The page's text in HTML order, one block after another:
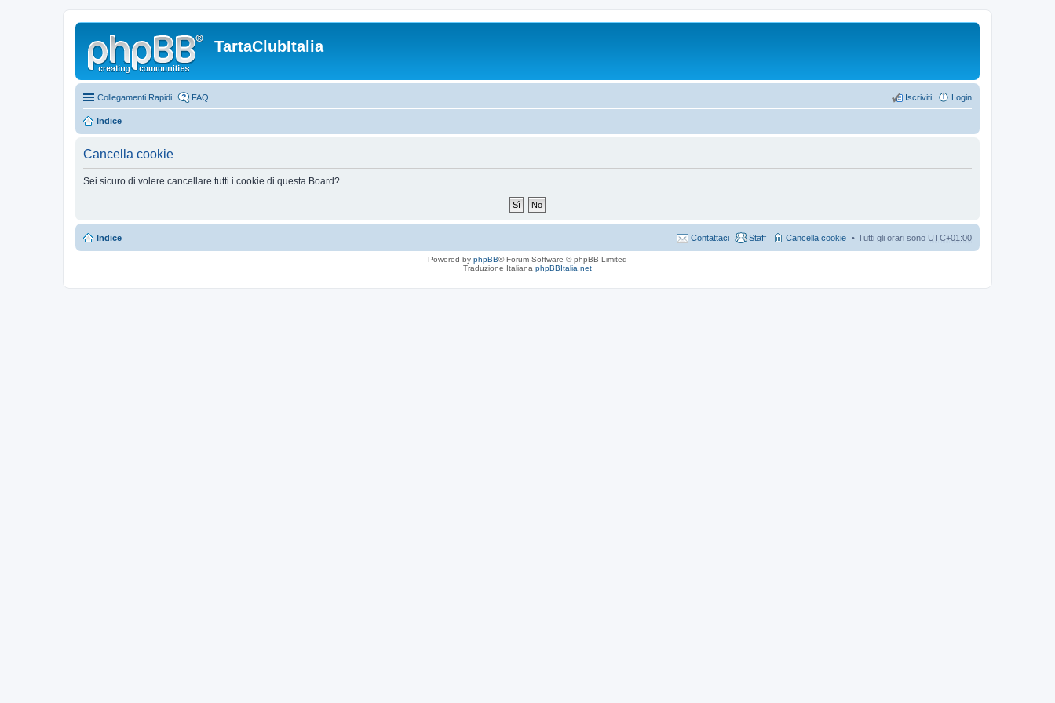
TartaClubItalia
Collegamenti Rapidi FAQ Login
Iscriviti
Indice
Cancella cookie
Sei sicuro di volere cancellare tutti i cookie di questa Board?
Indice Tutti gli orari sono UTC+01:00
Cancella cookie
Staff
Contattaci
Powered by phpBB® Forum Software © phpBB Limited
Traduzione Italiana phpBBItalia.net